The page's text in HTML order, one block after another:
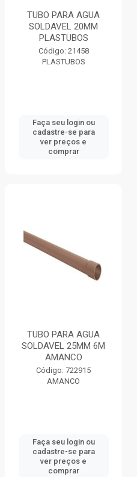
TUBO PARA AGUA
SOLDAVEL 20MM
PLASTUBOS
Código: 21458
PLASTUBOS
Faça seu login ou
cadastre-se para
ver preços e
comprar
TUBO PARA AGUA
SOLDAVEL 25MM 6M
AMANCO
Código: 722915
AMANCO
Faça seu login ou
cadastre-se para
ver preços e
comprar